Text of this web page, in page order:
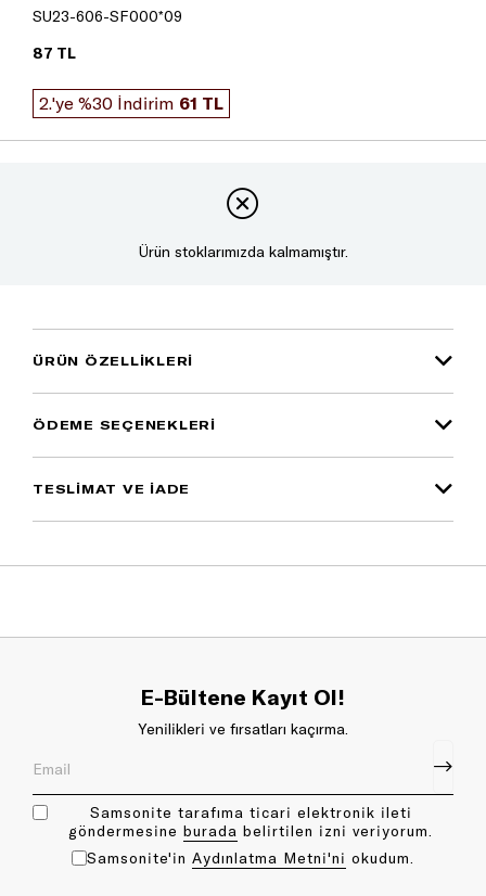
SU23-606-SF000*09
87 TL
2.'ye %30 İndirim 61 TL
Ürün stoklarımızda kalmamıştır.
ÜRÜN ÖZELLIKLERI
ÖDEME SEÇENEKLERI
TESLİMAT VE İADE
E-Bültene Kayıt Ol!
Yenilikleri ve fırsatları kaçırma.
Samsonite tarafıma ticari elektronik ileti
göndermesine bu rada belirtilen izni veriyorum.
Samsonite'in Aydınlatma Metni'ni okudum.